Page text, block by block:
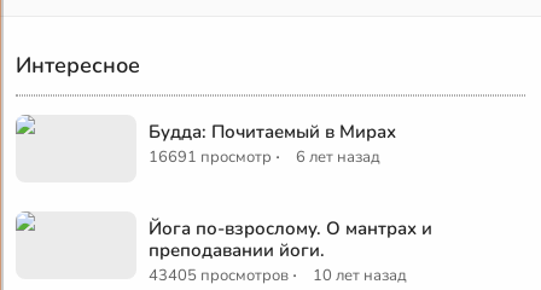
Интересное
Будда: Почитаемый в Мирах
16691 просмотр · 6 лет назад
Йога по-взрослому. О мантрах и
преподавании йоги.
43405 просмотров · 10 лет назад